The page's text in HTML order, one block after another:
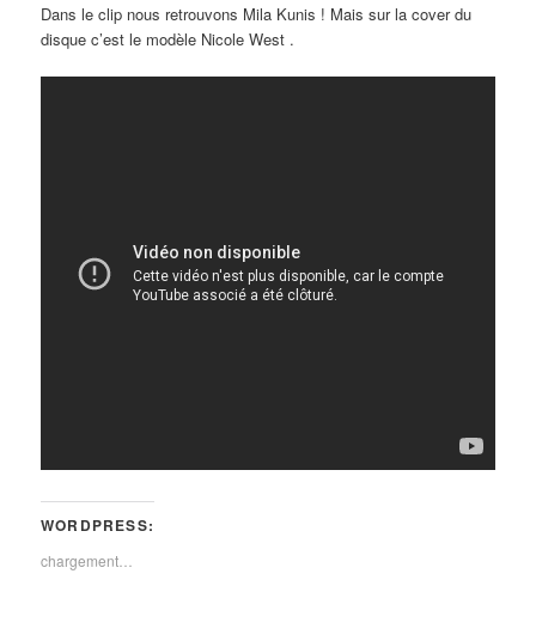
Dans le clip nous retrouvons Mila Kunis ! Mais sur la cover du
disque c’est le modèle Nicole West .
WORDPRESS:
chargement…